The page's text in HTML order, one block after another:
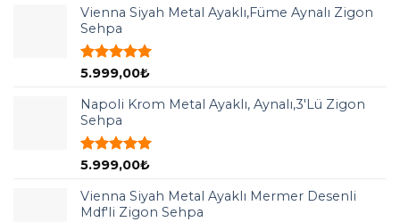
aldı
Vienna Siyah Metal Ayaklı,Füme Aynalı Zigon
Sehpa
5 üzerinden
aldı
5.999,00₺
Napoli Krom Metal Ayaklı, Aynalı,3'Lü Zigon
Sehpa
5 üzerinden
aldı
5.999,00₺
Vienna Siyah Metal Ayaklı Mermer Desenli
Mdf'li Zigon Sehpa